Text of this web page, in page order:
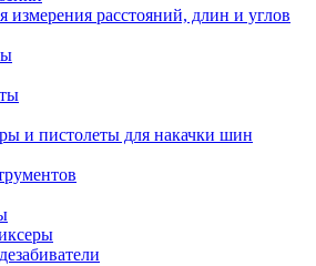
измерения расстояний, длин и углов
и пистолеты для накачки шин